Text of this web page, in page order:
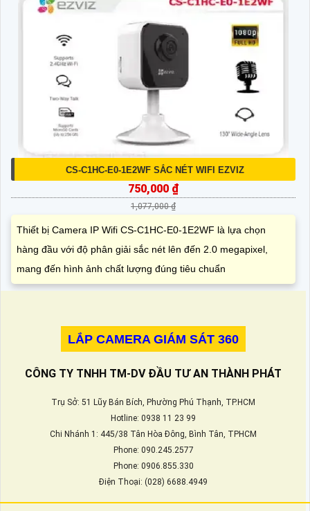
CS-C1HC-E0-1E2WF SẮC NÉT WIFI EZVIZ
750,000 ₫
1,077,000 ₫
Thiết bị Camera IP Wifi CS-C1HC-E0-1E2WF là lựa chọn
hàng đầu với độ phân giải sắc nét lên đến 2.0 megapixel,
mang đến hình ảnh chất lượng đúng tiêu chuẩn
LẮP CAMERA GIÁM SÁT 360
CÔNG TY TNHH TM-DV ĐẦU TƯ AN THÀNH PHÁT
Trụ Sở: 51 Lũy Bán Bích, Phường Phú Thạnh, TP.HCM
Hotline: 0938 11 23 99
Chi Nhánh 1: 445/38 Tân Hòa Đông, Bình Tân, TPHCM
Phone: 090.245.2577
Phone: 0906.855.330
Điện Thoại: (028) 6688.4949